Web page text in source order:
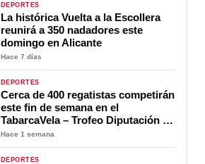
DEPORTES
La histórica Vuelta a la Escollera
reunirá a 350 nadadores este
domingo en Alicante
Hace 7 días
DEPORTES
Cerca de 400 regatistas competirán
este fin de semana en el
TabarcaVela – Trofeo Diputación de
Alicante
Hace 1 semana
DEPORTES